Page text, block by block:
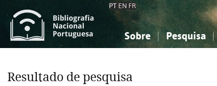
PT EN FR
Sobre Pesquisa
Ciências sociais...
Ciências sociais...
Resultado de pesquisa